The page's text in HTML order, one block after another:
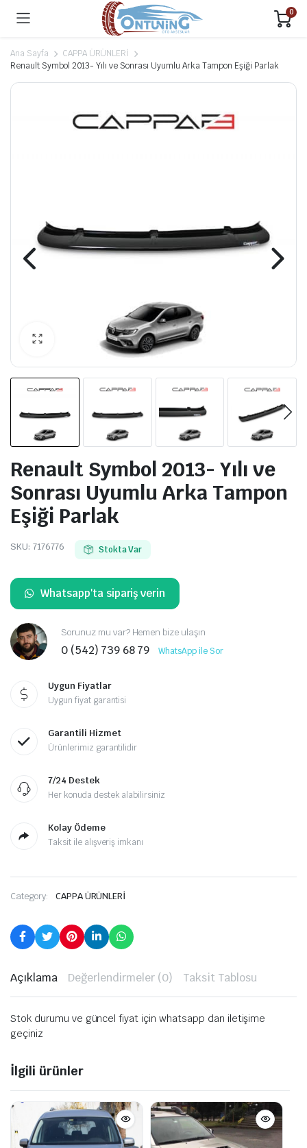
0
Ana Sayfa
CAPPA ÜRÜNLERİ
Renault Symbol 2013- Yılı ve Sonrası Uyumlu Arka Tampon Eşiği Parlak
Renault Symbol 2013- Yılı ve
Sonrası Uyumlu Arka Tampon
Eşiği Parlak
SKU: 7176776 Stokta Var
Whatsapp'ta sipariş verin
Sorunuz mu var? Hemen bize ulaşın
0 (542) 739 68 79 WhatsApp ile Sor
Uygun Fiyatlar
Uygun fiyat garantisi
Garantili Hizmet
Ürünlerimiz garantilidir
7/24 Destek
Her konuda destek alabilirsiniz
Kolay Ödeme
Taksit ile alışveriş imkanı
Category: CAPPA ÜRÜNLERİ
Açıklama Değerlendirmeler (0) Taksit Tablosu
Stok durumu ve güncel fiyat için whatsapp dan iletişime
geçiniz
İlgili ürünler